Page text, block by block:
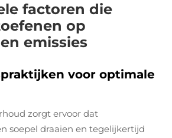
factoren die
op
emissies
voor optimale
zorgt ervoor dat
soepel draaien en tegelijkertijd